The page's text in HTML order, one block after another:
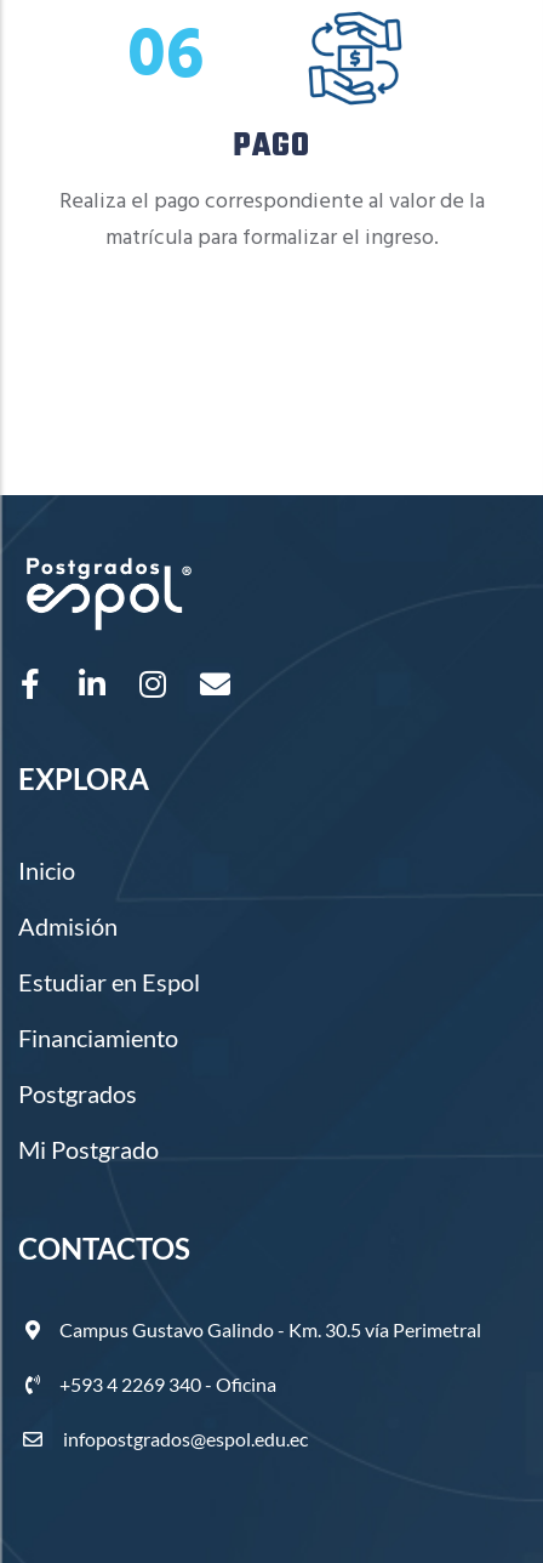
06
PAGO
Realiza el pago correspondiente al valor de la
matrícula para formalizar el ingreso.
EXPLORA
Inicio
Admisión
Estudiar en Espol
Financiamiento
Postgrados
Mi Postgrado
CONTACTOS
Campus Gustavo Galindo - Km. 30.5 vía Perimetral
+593 4 2269 340 - Oficina
infopostgrados@espol.edu.ec